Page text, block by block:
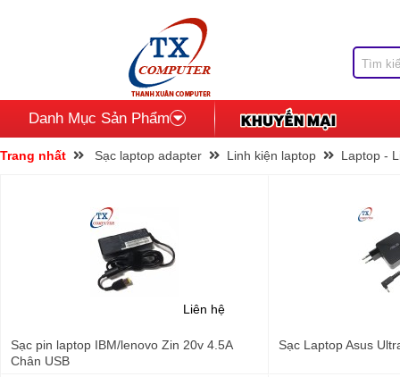
Danh Mục Sản Phẩm
Trang nhất Sạc laptop adapter Linh kiện laptop Laptop -
Liên hệ
Sạc pin laptop IBM/lenovo Zin 20v 4.5A
Chân USB
Sạc Laptop Asus